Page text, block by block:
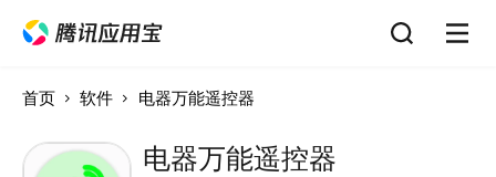
首页 软件 电器万能遥控器
电器万能遥控器